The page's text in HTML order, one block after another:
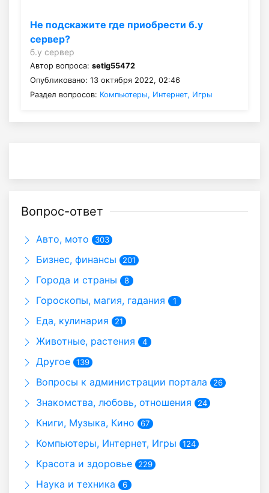
Не подскажите где приобрести б.у
сервер?
б.у сервер
Автор вопроса: setig55472
Опубликовано: 13 октября 2022, 02:46
Раздел вопросов: Компьютеры, Интернет, Игры
Вопрос-ответ
Авто, мото 303
Бизнес, финансы 201
Города и страны 8
Гороскопы, магия, гадания 1
Еда, кулинария 21
Животные, растения 4
Другое 139
Вопросы к администрации портала 26
Знакомства, любовь, отношения 24
Книги, Музыка, Кино 67
Компьютеры, Интернет, Игры 124
Красота и здоровье 229
Наука и техника 6